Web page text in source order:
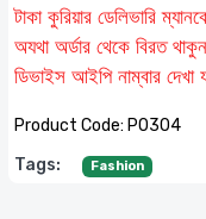
টাকা কুরিয়ার ডেলিভারি
অযথা অর্ডার থেকে বিরত
ডিভাইস আইপি নাম্বার দেখা
Product Code: P0304
Tags:
Fashion